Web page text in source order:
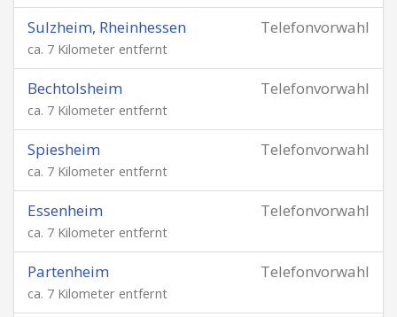
Telefonvorwahl
Sulzheim, Rheinhessen
ca. 7 Kilometer entfernt
Telefonvorwahl
Bechtolsheim
ca. 7 Kilometer entfernt
Telefonvorwahl
Spiesheim
ca. 7 Kilometer entfernt
Telefonvorwahl
Essenheim
ca. 7 Kilometer entfernt
Telefonvorwahl
Partenheim
ca. 7 Kilometer entfernt